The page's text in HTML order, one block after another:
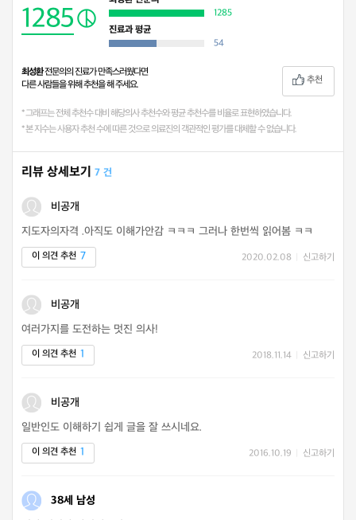
1285
1285
진료과 평균
54
최성환전문의의 진료가 만족스러웠다면
다른 사람들을 위해 추천을 해 주세요.
추천
* 그래프는 전체 추천수 대비 해당의사 추천수와 평균 추천수를 비율로 표현하였습니다.
* 본 지수는 사용자 추천 수에 따른 것으로 의료진의 객관적인 평가를 대체할 수 없습니다.
리뷰 상세보기 7 건
비공개
지도자의자격 .아직도 이해가안감 ㅋㅋㅋ 그러나 한번씩 읽어봄 ㅋㅋ
이 의견 추천 7 2020.02.08 신고하기
비공개
여러가지를 도전하는 멋진 의사!
이 의견 추천 1 2018.11.14 신고하기
비공개
일반인도 이해하기 쉽게 글을 잘 쓰시네요.
이 의견 추천 1 2016.10.19 신고하기
38세 남성